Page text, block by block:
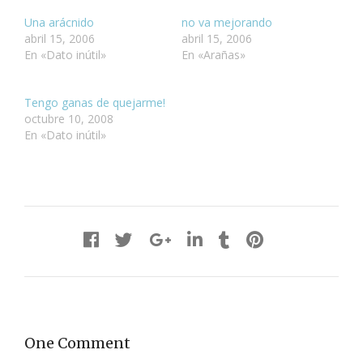
Una arácnido
abril 15, 2006
En «Dato inútil»
no va mejorando
abril 15, 2006
En «Arañas»
Tengo ganas de quejarme!
octubre 10, 2008
En «Dato inútil»
One Comment